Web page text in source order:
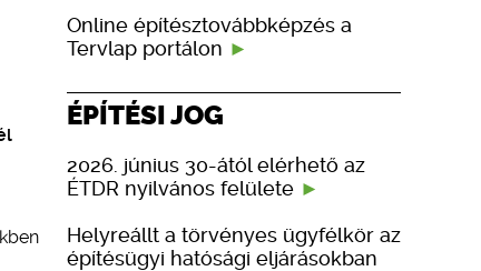
Online építésztovábbképzés a
Tervlap portálon
ÉPÍTÉSI JOG
2026. június 30-ától elérhető az
ÉTDR nyilvános felülete
Helyreállt a törvényes ügyfélkör az
építésügyi hatósági eljárásokban